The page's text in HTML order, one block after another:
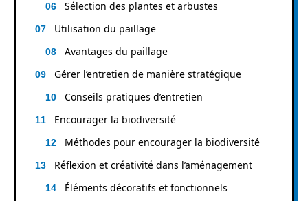
Sélection des plantes et arbustes
Utilisation du paillage
Avantages du paillage
Gérer l’entretien de manière stratégique
Conseils pratiques d’entretien
Encourager la biodiversité
Méthodes pour encourager la biodiversité
Réflexion et créativité dans l’aménagement
Éléments décoratifs et fonctionnels